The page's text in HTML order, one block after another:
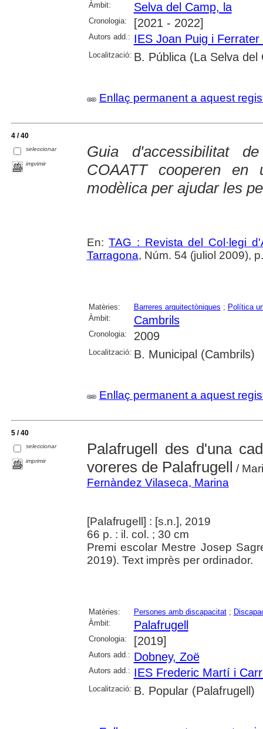
Àmbit: Selva del Camp, la
Cronologia: [2021 - 2022]
Autors add.: IES Joan Puig i
Localització: B. Pública (La Selva del
Enllaç permanent a aquest
4 / 40
seleccionar
imprimir
Guia d'accessibilitat
COAATT cooperen
modèlica per ajudar les
En:TAG : Revista del Col·legi
Tarragona, Núm. 54 (juliol 2009),
Matèries: Barreres arquitectòniques ; Política
Àmbit:
Cambrils
Cronologia: 2009
Localització: B. Municipal (Cambrils)
Enllaç permanent a aquest
5 / 40
seleccionar
imprimir
Palafrugell des d'una
voreres de Palafrugell /
Fernàndez Vilaseca, Marina
[Palafrugell] : [s.n.], 2019
66 p. : il. col. ; 30 cm
Premi escolar Mestre Josep
2019). Text imprès per ordinador.
Matèries: Persones amb discapacitat;
Àmbit:
Palafrugell
Cronologia: [2019]
Autors add.: Dobney, Zoë
Autors add.: IES Frederic Martí i
Localització: B. Popular (Palafrugell)